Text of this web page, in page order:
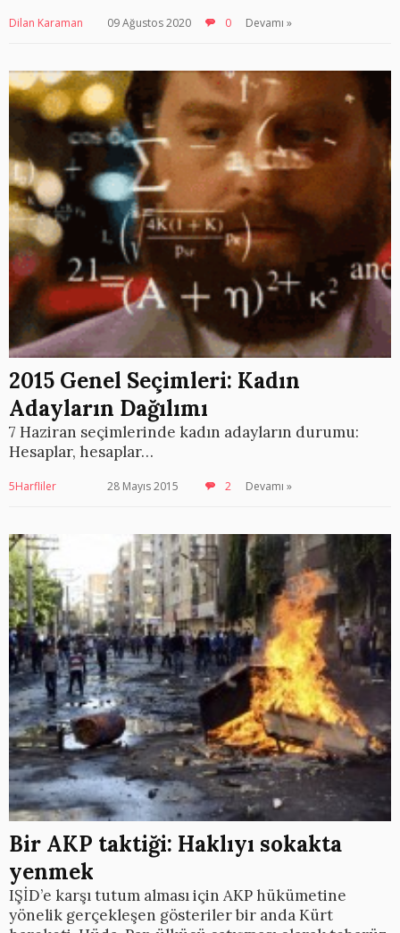
Dilan Karaman 09 Ağustos 2020 0 Devamı »
2015 Genel Seçimleri: Kadın
Adayların Dağılımı
7 Haziran seçimlerinde kadın adayların durumu:
Hesaplar, hesaplar…
5Harfliler 28 Mayıs 2015 2 Devamı »
Bir AKP taktiği: Haklıyı sokakta
yenmek
IŞİD’e karşı tutum alması için AKP hükümetine
yönelik gerçekleşen gösteriler bir anda Kürt